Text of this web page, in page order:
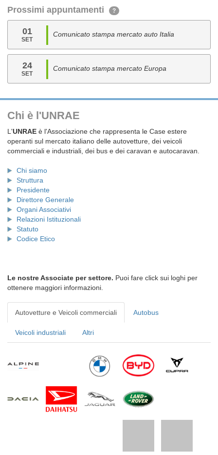
Prossimi appuntamenti ?
01
SET
Comunicato stampa mercato auto Italia
24
SET
Comunicato stampa mercato Europa
Chi è l'UNRAE
L'UNRAE è l'Associazione che rappresenta le Case estere
operanti sul mercato italiano delle autovetture, dei veicoli
commerciali e industriali, dei bus e dei caravan e autocaravan.
Chi siamo
Struttura
Presidente
Direttore Generale
Organi Associativi
Relazioni Istituzionali
Statuto
Codice Etico
Le nostre Associate per settore. Puoi fare click sui loghi per
ottenere maggiori informazioni.
Autovetture e Veicoli commerciali Autobus
Veicoli industriali Altri